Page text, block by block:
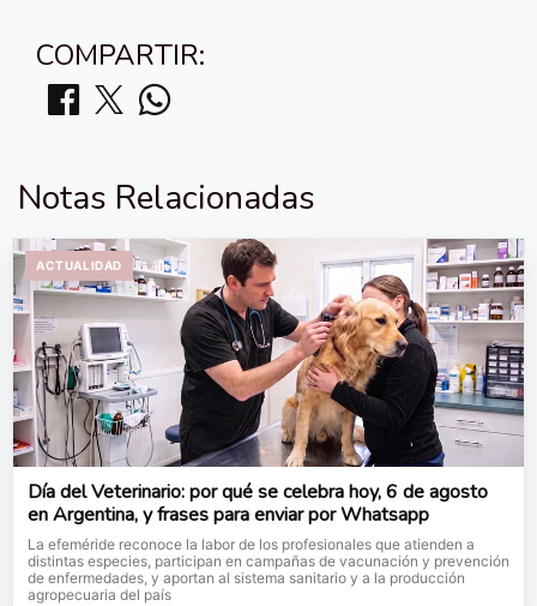
COMPARTIR:
Notas Relacionadas
ACTUALIDAD
Día del Veterinario: por qué se celebra hoy, 6 de agosto
en Argentina, y frases para enviar por Whatsapp
La efeméride reconoce la labor de los profesionales que atienden a
distintas especies, participan en campañas de vacunación y prevención
de enfermedades, y aportan al sistema sanitario y a la producción
agropecuaria del país